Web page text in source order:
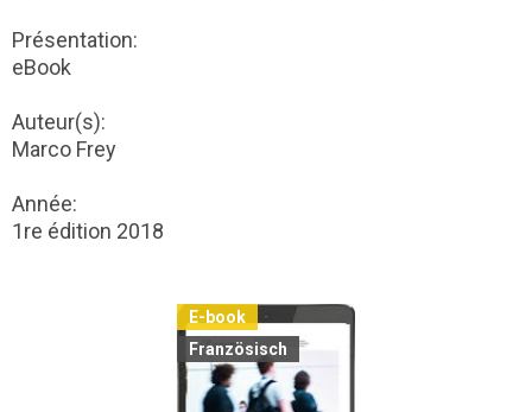
Présentation:
eBook
Auteur(s):
Marco Frey
Année:
1re édition 2018
E-book
Französisch